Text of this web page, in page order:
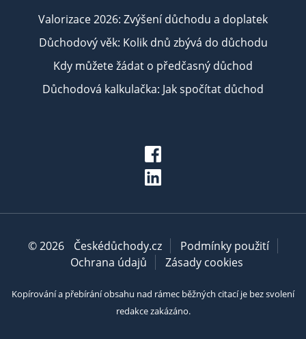
Valorizace 2026: Zvýšení důchodu a doplatek
Důchodový věk: Kolik dnů zbývá do důchodu
Kdy můžete žádat o předčasný důchod
Důchodová kalkulačka: Jak spočítat důchod
© 2026 Českédůchody.cz
Podmínky použití
Ochrana údajů
Zásady cookies
Kopírování a přebírání obsahu nad rámec běžných citací je bez svolení
redakce zakázáno.